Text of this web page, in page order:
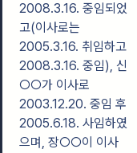
2008.3.16. 중임되었
고(이사로는
2005.3.16. 취임하고
2008.3.16. 중임), 신
○○가 이사로
2003.12.20. 중임 후
2005.6.18. 사임하였
으며, 장○○이 이사